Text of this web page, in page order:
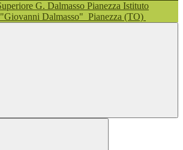
Istituto
"Giovanni Dalmasso" Pianezza (TO)